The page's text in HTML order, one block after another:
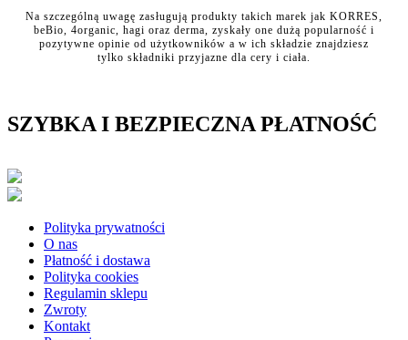
Na szczególną uwagę zasługują produkty takich marek jak KORRES,
beBio, 4organic, hagi oraz derma, zyskały one dużą popularność i
pozytywne opinie od użytkowników a w ich składzie znajdziesz
tylko składniki przyjazne dla cery i ciała.
SZYBKA I BEZPIECZNA PŁATNOŚĆ
Polityka prywatności
O nas
Płatność i dostawa
Polityka cookies
Regulamin sklepu
Zwroty
Kontakt